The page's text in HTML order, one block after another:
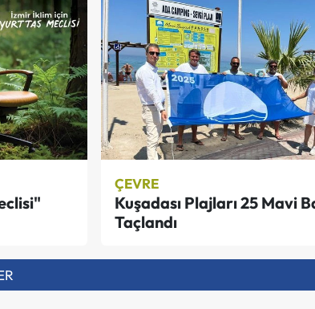
ÇEVRE
Kuşadası Plajları 25 Mavi
Taçlandı